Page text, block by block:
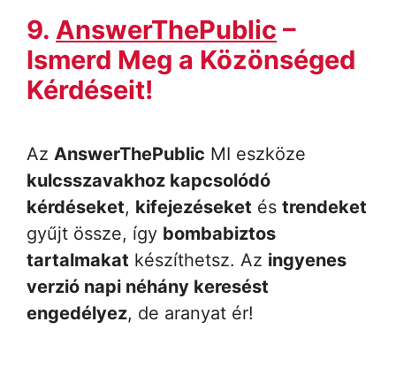
9. AnswerThePublic –
Ismerd Meg a Közönséged
Kérdéseit!
Az AnswerThePublic MI eszköze
kulcsszavakhoz kapcsolódó
kérdéseket, kifejezéseket és trendeket
gyűjt össze, így bombabiztos
tartalmakat készíthetsz. Az ingyenes
verzió napi néhány keresést
engedélyez, de aranyat ér!